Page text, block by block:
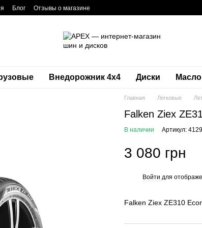
Блог Отзывы о магазине
Внедорожник 4х4 Диски Масло
Главная Легковые
Falken Ziex
В наличии Артикул:
3 080 грн
Войти для
Falken Ziex ZE310